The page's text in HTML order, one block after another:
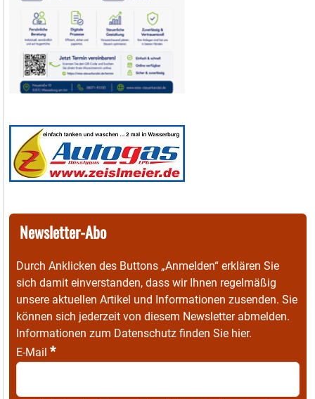
Newsletter-Abo
Durch Anklicken des Buttons „Anmelden“ erklären Sie
sich damit einverstanden, dass wir Ihnen regelmäßig
unsere aktuellen Artikel und Informationen zusenden. Sie
können sich jederzeit von diesem Newsletter abmelden.
Informationen zum Datenschutz finden Sie hier.
E-Mail *